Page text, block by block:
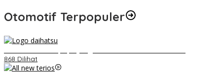
Otomotif Terpopuler
868 Dilihat